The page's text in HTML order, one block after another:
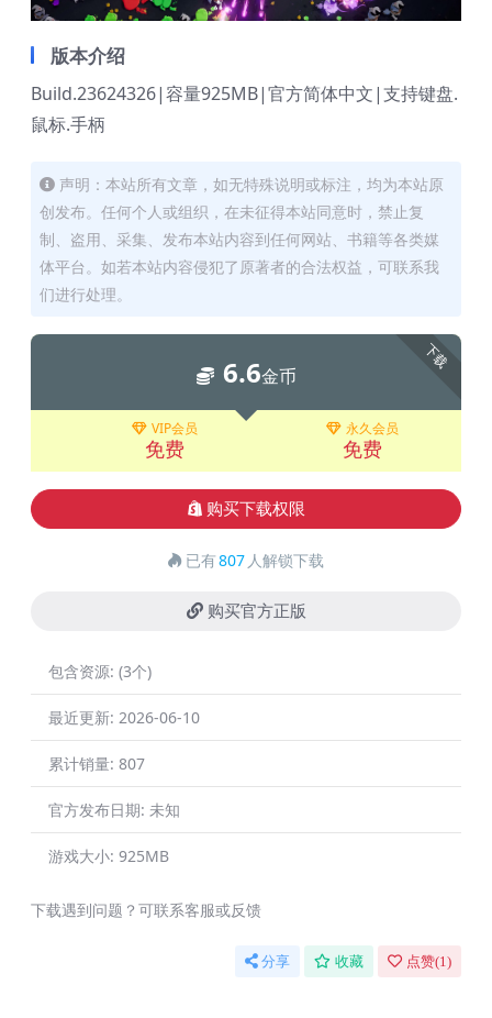
版本介绍
Build.23624326|容量925MB|官方简体中文|支持键盘.
鼠标.手柄
声明：本站所有文章，如无特殊说明或标注，均为本站原
创发布。任何个人或组织，在未征得本站同意时，禁止复
制、盗用、采集、发布本站内容到任何网站、书籍等各类媒
体平台。如若本站内容侵犯了原著者的合法权益，可联系我
们进行处理。
下载
6.6金币
VIP会员
免费
永久会员
免费
购买下载权限
已有807 人解锁下载
购买官方正版
包含资源: (3个)
最近更新: 2026-06-10
累计销量: 807
官方发布日期: 未知
游戏大小: 925MB
下载遇到问题？可联系客服或反馈
分享 收藏 点赞(1 )